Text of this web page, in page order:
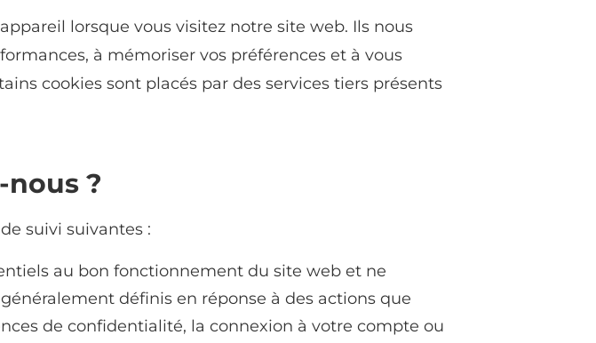
lorsque vous visitez notre site web. Ils nous
à mémoriser vos préférences et à vous
cookies sont placés par des services tiers présents
?
suivi suivantes :
au bon fonctionnement du site web et ne
définis en réponse à des actions que
de confidentialité, la connexion à votre compte ou